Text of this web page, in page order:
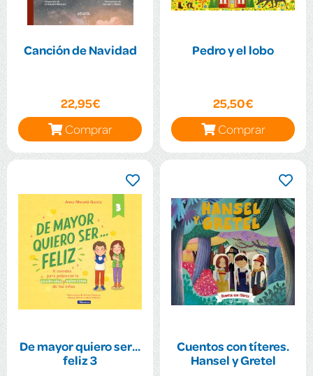
Canción de Navidad
22,95€
Comprar
Pedro y el lobo
25,50€
Comprar
De mayor quiero ser...
feliz 3
Cuentos con títeres.
Hansel y Gretel